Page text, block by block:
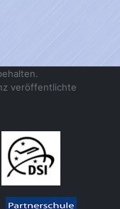
veröffentlichte